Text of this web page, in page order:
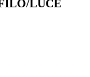
LUCE